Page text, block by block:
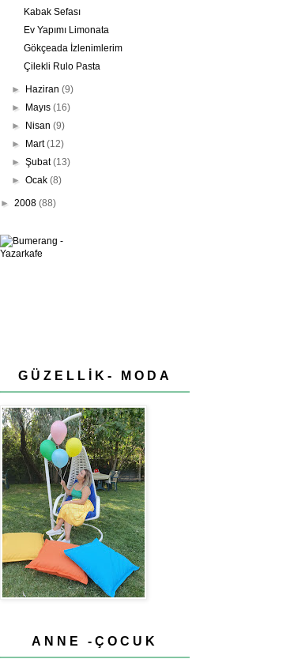
Kabak Sefası
Ev Yapımı Limonata
Gökçeada İzlenimlerim
Çilekli Rulo Pasta
► Haziran(9)
► Mayıs(16)
► Nisan(9)
► Mart(12)
►Şubat(13)
►Ocak(8)
► 2008 (88)
GÜZELLİK- MODA
ANNE -ÇOCUK